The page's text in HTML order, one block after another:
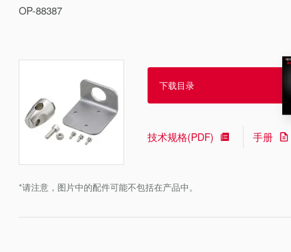
OP-88387
*请注意，图片中的配件可能不包括在产品中。
下载目录
技术规格(PDF) 手册